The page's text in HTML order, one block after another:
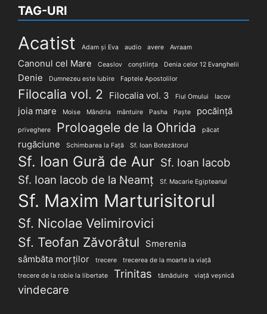
TAG-URI
Acatist Adam și Eva audio avere Avraam
Canonul cel Mare Ceaslov conștiința Denia celor 12 Evanghelii
Denie Dumnezeu este Iubire Faptele Apostolilor
Filocalia vol. 2 Filocalia vol. 3 Fiul Omului Iacov
joia mare Moise Mândria mântuire Pasha Paște pocăință
priveghere Proloagele de la Ohrida păcat
rugăciune Schimbarea la Față Sf. Ioan Botezătorul
Sf. Ioan Gură de Aur Sf. Ioan Iacob
Sf. Ioan Iacob de la Neamț
Sf. Macarie Egipteanul
Sf. Maxim Marturisitorul
Sf. Nicolae Velimirovici
Sf. Teofan Zăvorâtul
Smerenia
sâmbăta morților
trecere
trecerea de la moarte la viață
trecere de la robie la libertate
Trinitas tămăduire viață veșnică
vindecare